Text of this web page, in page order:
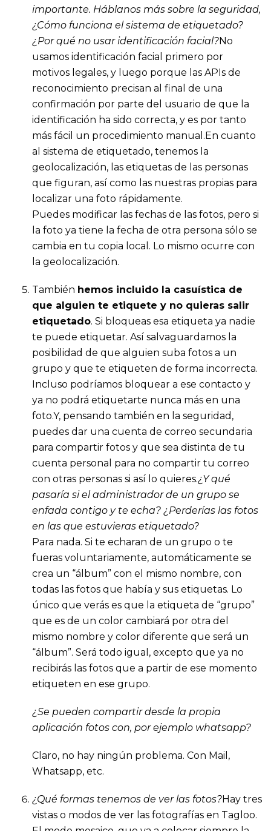
importante. Háblanos más sobre la seguridad,
¿Cómo funciona el sistema de etiquetado?
¿Por qué no usar identificación facial?No
usamos identificación facial primero por
motivos legales, y luego porque las APIs de
reconocimiento precisan al final de una
confirmación por parte del usuario de que la
identificación ha sido correcta, y es por tanto
más fácil un procedimiento manual.En cuanto
al sistema de etiquetado, tenemos la
geolocalización, las etiquetas de las personas
que figuran, así como las nuestras propias para
localizar una foto rápidamente.
Puedes modificar las fechas de las fotos, pero si
la foto ya tiene la fecha de otra persona sólo se
cambia en tu copia local. Lo mismo ocurre con
la geolocalización.
También hemos incluido la casuística de
que alguien te etiquete y no quieras salir
etiquetado. Si bloqueas esa etiqueta ya nadie
te puede etiquetar. Así salvaguardamos la
posibilidad de que alguien suba fotos a un
grupo y que te etiqueten de forma incorrecta.
Incluso podríamos bloquear a ese contacto y
ya no podrá etiquetarte nunca más en una
foto.Y, pensando también en la seguridad,
puedes dar una cuenta de correo secundaria
para compartir fotos y que sea distinta de tu
cuenta personal para no compartir tu correo
con otras personas si así lo quieres.¿Y qué
pasaría si el administrador de un grupo se
enfada contigo y te echa? ¿Perderías las fotos
en las que estuvieras etiquetado?
Para nada. Si te echaran de un grupo o te
fueras voluntariamente, automáticamente se
crea un “álbum” con el mismo nombre, con
todas las fotos que había y sus etiquetas. Lo
único que verás es que la etiqueta de “grupo”
que es de un color cambiará por otra del
mismo nombre y color diferente que será un
“álbum”. Será todo igual, excepto que ya no
recibirás las fotos que a partir de ese momento
etiqueten en ese grupo.
¿Se pueden compartir desde la propia
aplicación fotos con, por ejemplo whatsapp?
Claro, no hay ningún problema. Con Mail,
Whatsapp, etc.
¿Qué formas tenemos de ver las fotos?Hay tres
vistas o modos de ver las fotografías en Tagloo.